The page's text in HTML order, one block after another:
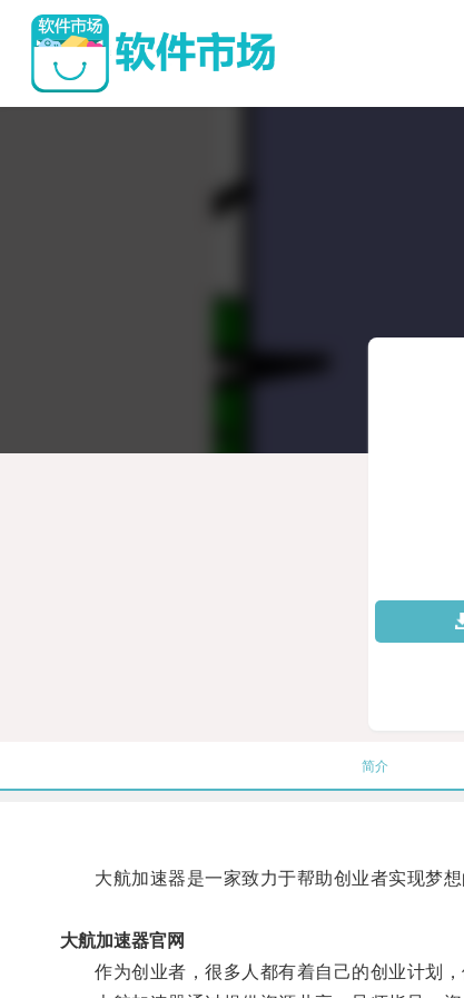
简介
大航加速器是一家致力于帮助创业者实现梦想
大航加速器官网
作为创业者，很多人都有着自己的创业计划，